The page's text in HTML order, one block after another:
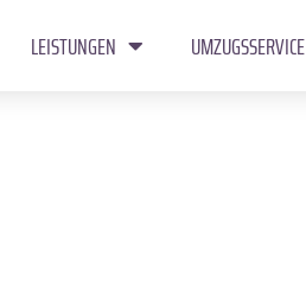
LEISTUNGEN UMZUGSSERVICE